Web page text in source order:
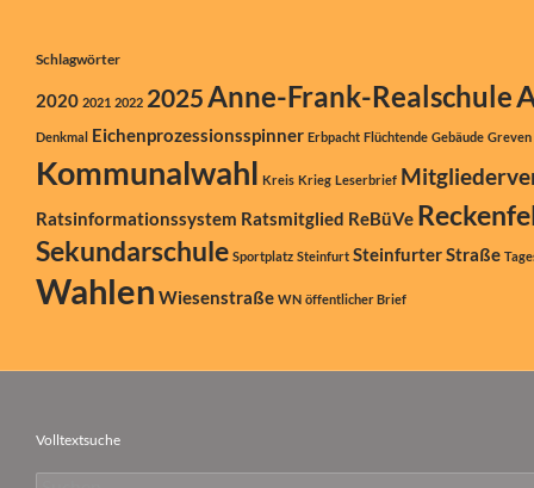
Schlagwörter
2020 2021 2022 2025Anne-Frank-Realschule
Denkmal Eichenprozessionsspinner Erbpacht Flüchtende Gebäude Greven
Kommunalwahl Kreis Krieg Leserbrief
Ratsinformationssystem Ratsmitglied ReBüVe
Sekundarschule Sportplatz Steinfurt Steinfurter Straße
Wahlen Wiesenstraße WN öffentlicher Brief
Volltextsuche